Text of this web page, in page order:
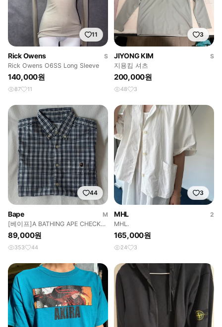
11
Rick Owens
S
Rick Owens O6SS Long Sleeve
140,000원
87 11
3
JIYONG KIM
S
지용킴 셔츠
200,000원
48 3
44
Bape
M
[베이프]A BATHING APE CHECK
SHIRT
89,000원
353 44
3
MHL
2
MHL.
165,000원
24 3